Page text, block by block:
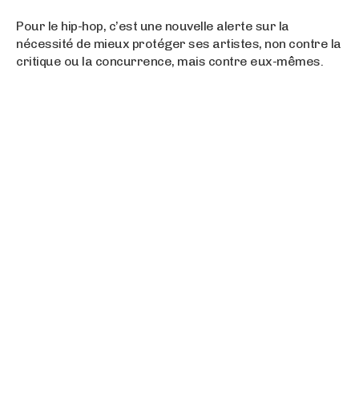
Pour le hip-hop, c’est une nouvelle alerte sur la
nécessité de mieux protéger ses artistes, non contre la
critique ou la concurrence, mais contre eux-mêmes.